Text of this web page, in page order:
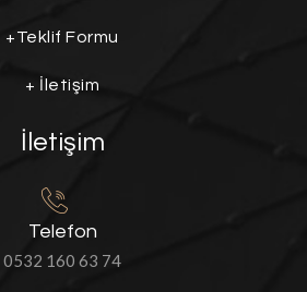
+Teklif Formu
+ İletişim
İletişim
Telefon
0532 160 63 74